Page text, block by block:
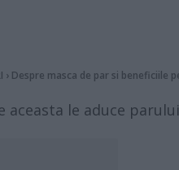
› Despre masca de par si beneficiile
aceasta le aduce parului